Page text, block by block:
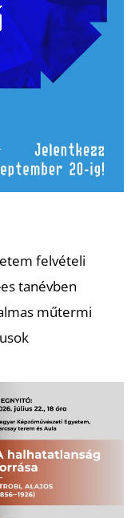
felvételi
tanévben
műtermi